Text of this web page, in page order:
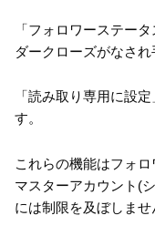
「フォロワーステー
ダークローズがなさ
「読み取り専用に設
す。
これらの機能はフォ
マスターアカウント(
には制限を及ぼしませ